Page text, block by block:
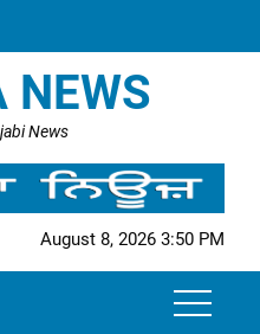
NEWS
News
August 8, 2026 3:50 PM